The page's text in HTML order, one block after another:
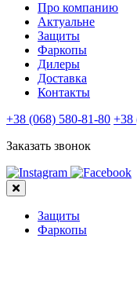
Про компанию
Актуальне
Защиты
Фаркопы
Дилеры
Доставка
Контакты
+38 (068) 580-81-80 +38
Заказать звонок
Защиты
Фаркопы